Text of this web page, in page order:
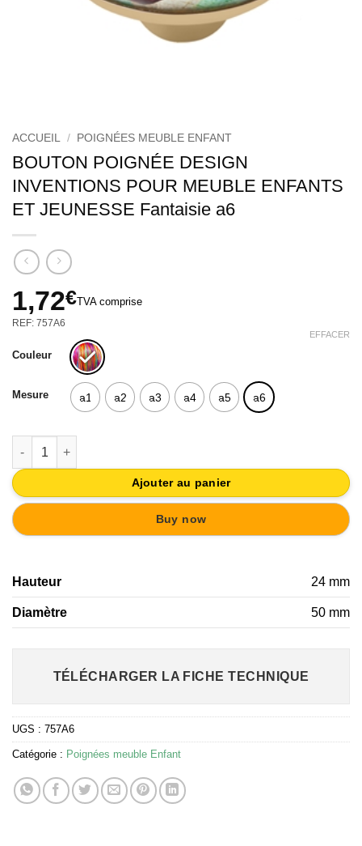
ACCUEIL / POIGNÉES MEUBLE ENFANT
BOUTON POIGNÉE DESIGN
INVENTIONS POUR MEUBLE ENFANTS
ET JEUNESSE Fantaisie a6
1,72€TVA comprise
REF: 757A6
Couleur
Mesure a1 a2 a3 a4 a5 a6
EFFACER
quantité de BOUTON POIGNÉE DESIGN INVENTIONS POUR
Ajouter au panier
Buy now
Hauteur 24 mm
Diamètre 50 mm
TÉLÉCHARGER LA FICHE TECHNIQUE
UGS : 757A6
Catégorie : Poignées meuble Enfant